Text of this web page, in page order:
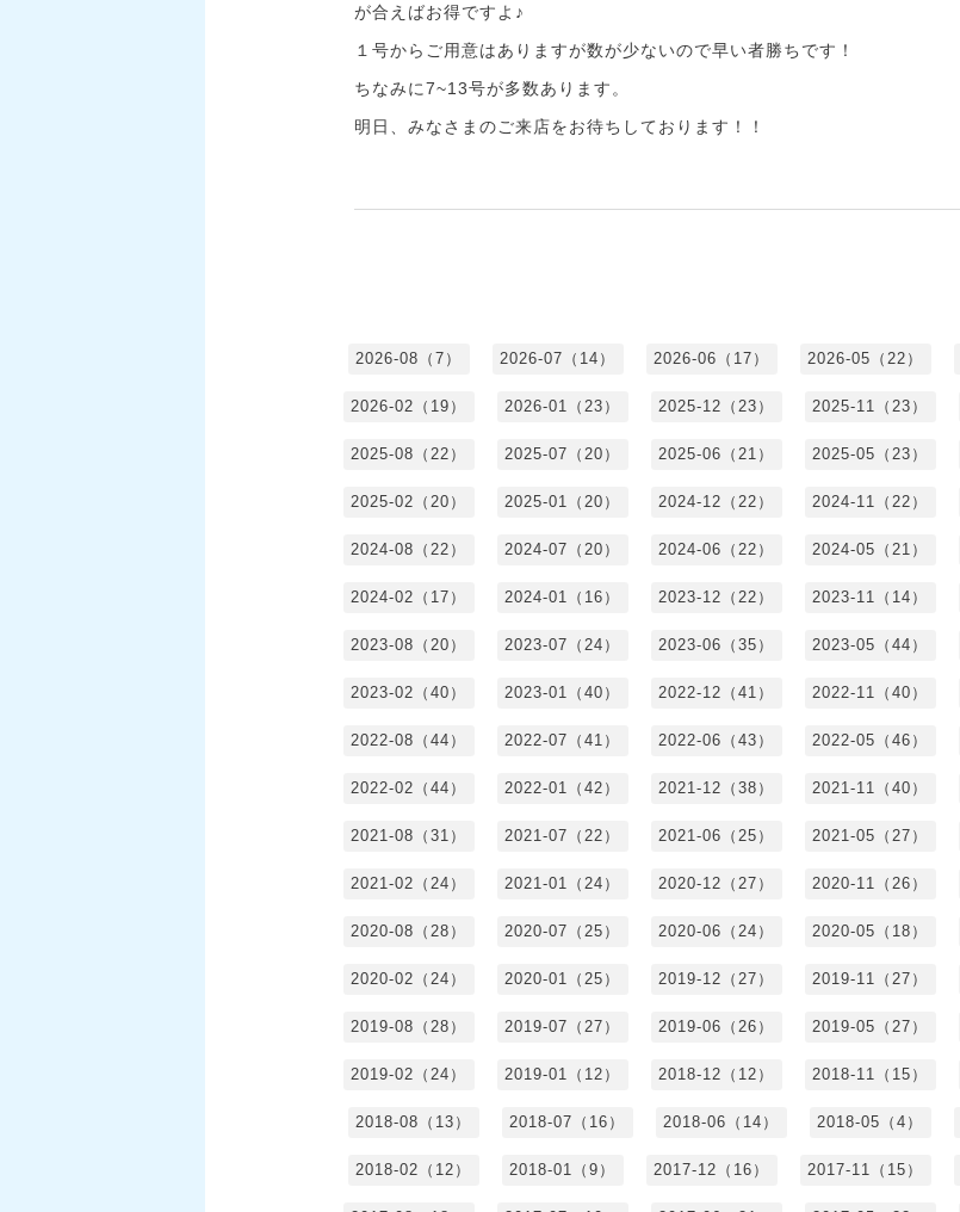
が合えばお得ですよ♪
１号からご用意はありますが数が少ないので早い者勝ちです！
ちなみに7~13号が多数あります。
明日、みなさまのご来店をお待ちしております！！
2026-08（7） 2026-07（14） 2026-06（17） 2026-05（22）
2026-02（19） 2026-01（23） 2025-12（23） 2025-11（23）
2025-08（22） 2025-07（20） 2025-06（21） 2025-05（23）
2025-02（20） 2025-01（20） 2024-12（22） 2024-11（22）
2024-08（22） 2024-07（20） 2024-06（22） 2024-05（21）
2024-02（17） 2024-01（16） 2023-12（22） 2023-11（14）
2023-08（20） 2023-07（24） 2023-06（35） 2023-05（44）
2023-02（40） 2023-01（40） 2022-12（41） 2022-11（40）
2022-08（44） 2022-07（41） 2022-06（43） 2022-05（46）
2022-02（44） 2022-01（42） 2021-12（38） 2021-11（40）
2021-08（31） 2021-07（22） 2021-06（25） 2021-05（27）
2021-02（24） 2021-01（24） 2020-12（27） 2020-11（26）
2020-08（28） 2020-07（25） 2020-06（24） 2020-05（18）
2020-02（24） 2020-01（25） 2019-12（27） 2019-11（27）
2019-08（28） 2019-07（27） 2019-06（26） 2019-05（27）
2019-02（24） 2019-01（12） 2018-12（12） 2018-11（15）
2018-08（13） 2018-07（16） 2018-06（14） 2018-05（4）
2018-02（12） 2018-01（9） 2017-12（16） 2017-11（15）